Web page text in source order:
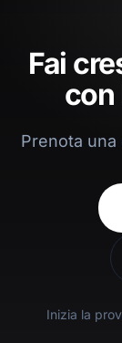
Fai
con
Prenota una
Inizia la